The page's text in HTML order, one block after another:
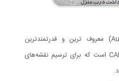
اتوکد (به انگلیسی: AutoCAD) معروف ترین و قدرتمندترین
نرم‌افزار طراحی مهندسی یا CAD است که برای ترسیم نقشه‌های